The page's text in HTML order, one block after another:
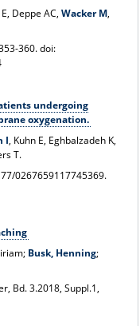
Deppe AC, Wacker M,
360. doi:
undergoing
oxygenation.
I, Kuhn E, Eghbalzadeh K,
T.
0267659117745369.
Busk, Henning;
Bd. 3.2018, Suppl.1,